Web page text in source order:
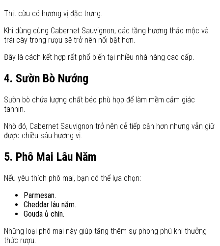
Thịt cừu có hương vị đặc trưng.
Khi dùng cùng Cabernet Sauvignon, các tầng hương thảo mộc và
trái cây trong rượu sẽ trở nên nổi bật hơn.
Đây là cách kết hợp rất phổ biến tại nhiều nhà hàng cao cấp.
4. Sườn Bò Nướng
Sườn bò chứa lượng chất béo phù hợp để làm mềm cảm giác
tannin.
Nhờ đó, Cabernet Sauvignon trở nên dễ tiếp cận hơn nhưng vẫn giữ
được chiều sâu hương vị.
5. Phô Mai Lâu Năm
Nếu yêu thích phô mai, bạn có thể lựa chọn:
Parmesan.
Cheddar lâu năm.
Gouda ủ chín.
Những loại phô mai này giúp tăng thêm sự phong phú khi thưởng
thức rượu.